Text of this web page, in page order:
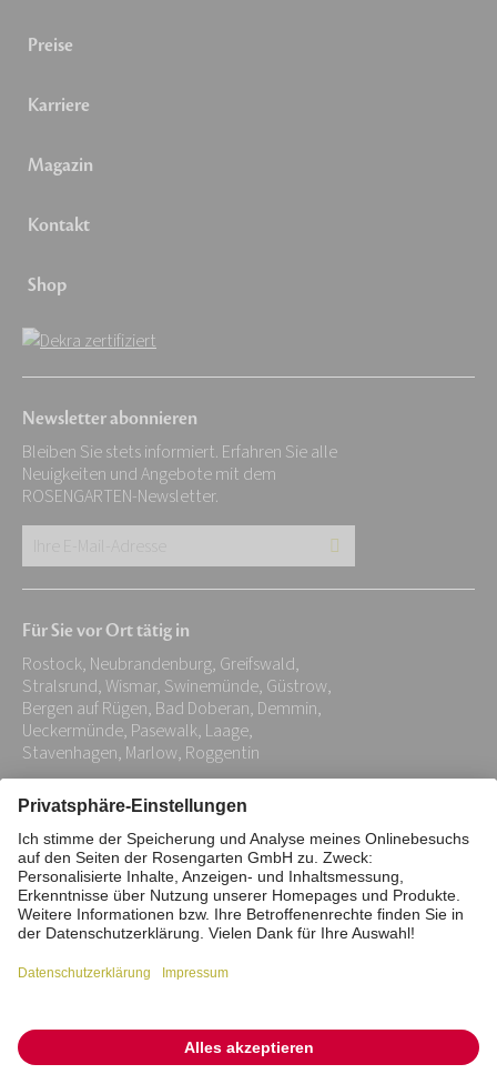
Preise
Karriere
Magazin
Kontakt
Shop
Newsletter abonnieren
Bleiben Sie stets informiert. Erfahren Sie alle
Neuigkeiten und Angebote mit dem
ROSENGARTEN-Newsletter.
Adresse:
*
Für Sie vor Ort tätig in
Rostock, Neubrandenburg, Greifswald,
Stralsrund, Wismar, Swinemünde, Güstrow,
Bergen auf Rügen, Bad Doberan, Demmin,
Ueckermünde, Pasewalk, Laage,
Stavenhagen, Marlow, Roggentin
Impressum Datenschutz
Stiftung
Interne Meldestelle
Zahlungsmittel
Barrierefreiheitserklärung
Vertrag widerrufen